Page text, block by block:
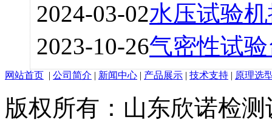
2024-03-02水压试验
2023-10-26气密性试
网站首页 | 公司简介 | 新闻中心 | 产品展示 | 技术支持 | 原理选
版权所有：山东欣诺检